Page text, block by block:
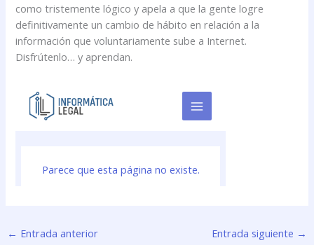
como tristemente lógico y apela a que la gente logre
definitivamente un cambio de hábito en relación a la
información que voluntariamente sube a Internet.
Disfrútenlo… y aprendan.
← Entrada anterior Entrada siguiente →